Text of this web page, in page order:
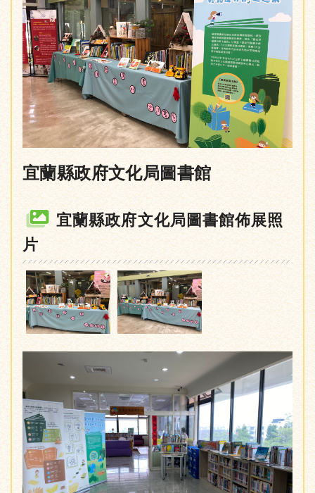
宜蘭縣政府文化局圖書館
宜蘭縣政府文化局圖書館佈展照
片